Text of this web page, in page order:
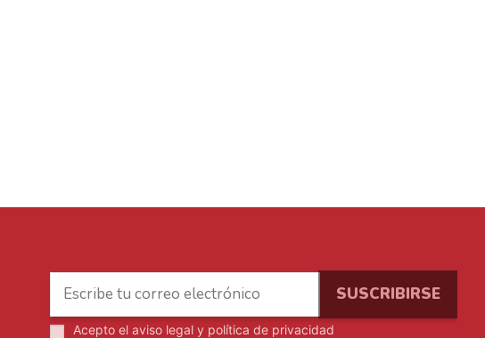
Acepto elaviso legal y política de privacidad